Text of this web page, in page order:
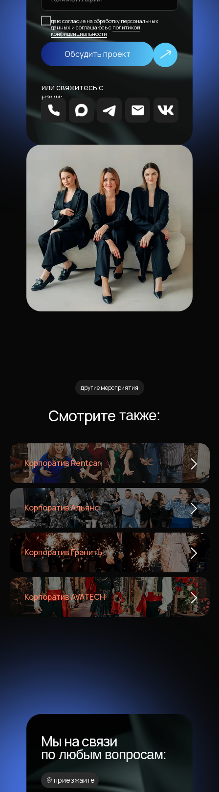
или свяжитесь с
нами:
даю согласие на обработку персональных
данных и соглашаюсь с политикой
конфиденциальности
Обсудить проект
также:
Смотрите
другие мероприятия
Корпоратив Rentcar
Корпоратив Альянс
Корпоратив ГранитЪ
Корпоратив AVATECH
по любым вопросам:
Мы на связи
приезжайте